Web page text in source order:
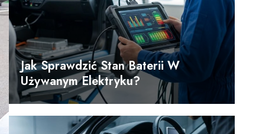
Jak Sprawdzić Stan Baterii W
Używanym Elektryku?